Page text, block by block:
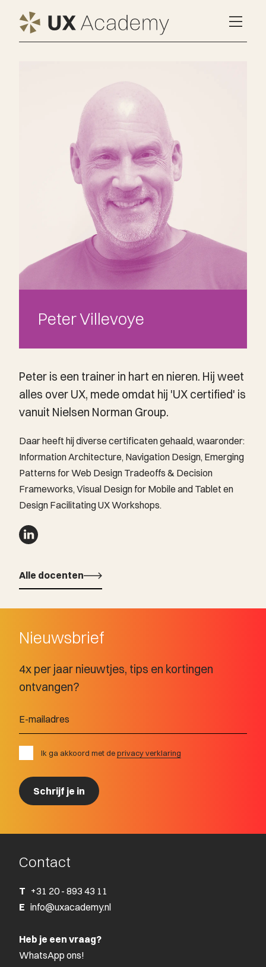
Peter Villevoye
Peter is een trainer in hart en nieren. Hij weet
alles over UX, mede omdat hij 'UX certified' is
vanuit Nielsen Norman Group.
Daar heeft hij diverse certificaten gehaald, waaronder:
Information Architecture, Navigation Design, Emerging
Patterns for Web Design Tradeoffs & Decision
Frameworks, Visual Design for Mobile and Tablet en
Design Facilitating UX Workshops.
Alle docenten
Nieuwsbrief
4x per jaar nieuwtjes, tips en kortingen
ontvangen?
Ik ga akkoord met deprivacy verklaring
Contact
T +31 20 - 893 43 11
E info@uxacademy.nl
Heb je een vraag?
WhatsApp ons!